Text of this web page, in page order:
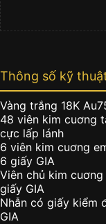
Thông số kỹ
Vàng trắng 18K
48 viên kim cuơng
cực lấp lánh
6 viên kim cuơng
6 giấy GIA
Viên chủ kim
giấy GIA
Nhẫn có giấy kiểm
GIA